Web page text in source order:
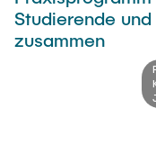
Newsroom
Pressemitteilungen
Flyer und
Magazin spektrum
Beratung und
Neu an der TUHH
Rund ums Studium
Studienorganisation
UNU HUB
Early Career
Studiengänge
Forschung und
Technologie und
Austauschstudium
Partnerships and
Studierende
zusammen